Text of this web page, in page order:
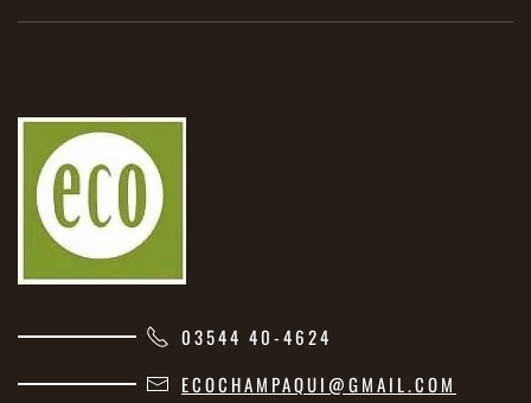
03544 40-4624
ECOCHAMPAQUI@GMAIL.COM